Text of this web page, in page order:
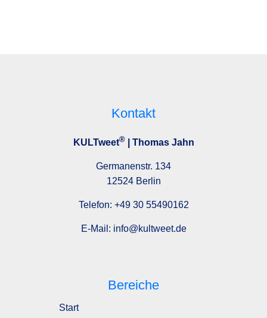
Kontakt
KULTweet®| Thomas Jahn
Germanenstr. 134
12524 Berlin
Telefon: +49 30 55490162
E-Mail: info@kultweet.de
Bereiche
Start